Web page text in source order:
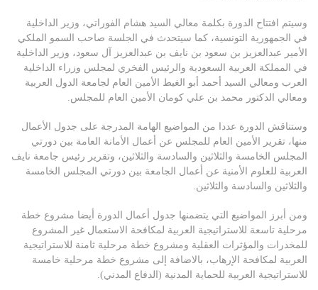
وسيتم افتتاح الدورة بكلمة معالي السيد هشام الفوراتي، وزير الداخلية
في الجمهورية التونسية، كما سيتحدث في الجلسة صاحب السمو الملكي
الأمير عبدالعزيز بن سعود بن نايف بن عبدالعزيز آل سعود، وزير الداخلية
في المملكة العربية السعودية والرئيس الفخري لمجلس وزراء الداخلية
العرب ومعالي السيد أحمد أبو الغيط الأمين العام لجامعة الدول العربية
ومعالي الدكتور محمد بن علي كومان الأمين العام للمجلس.
وستناقش الدورة عددا من المواضيع الهامة المدرجة على جدول الأعمال
منها، تقرير الأمين العام للمجلس عن أعمال الأمانة العامة بين دورتي
المجلس الخامسة والثلاثين والسادسة والثلاثين، وتقرير رئيس جامعة نايف
العربية للعلوم الأمنية عن أعمال الجامعة بين دورتي المجلس الخامسة
والثلاثين والسادسة والثلاثين.
ومن أبرز المواضيع التي يتضمنها جدول أعمال الدورة أيضا مشروع خطة
مرحلية تاسعة للاستراتيجية العربية لمكافحة الاستعمال غير المشروع
للمخدرات والمؤثرات العقلية ومشروع خطة مرحلية ثامنة للاستراتيجية
العربية لمكافحة الإرهاب، بالاضافة إلى مشروع خطة مرحلية خامسة
للاستراتيجية العربية للحماية المدنية (الدفاع المدني).